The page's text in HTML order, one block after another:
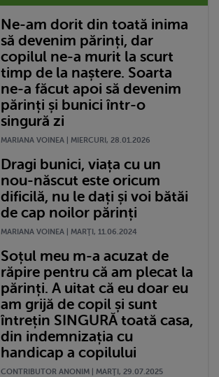
Ne-am dorit din toată inima
să devenim părinți, dar
copilul ne-a murit la scurt
timp de la naștere. Soarta
ne-a făcut apoi să devenim
părinți și bunici într-o
singură zi
MARIANA VOINEA | MIERCURI, 28.01.2026
Dragi bunici, viața cu un
nou-născut este oricum
dificilă, nu le dați și voi bătăi
de cap noilor părinți
MARIANA VOINEA | MARŢI, 11.06.2024
Soțul meu m-a acuzat de
răpire pentru că am plecat la
părinți. A uitat că eu doar eu
am grijă de copil și sunt
întrețin SINGURĂ toată casa,
din indemnizația cu
handicap a copilului
CONTRIBUTOR ANONIM | MARŢI, 29.07.2025